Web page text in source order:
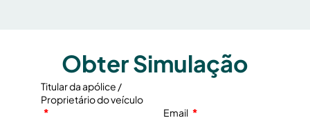
Obter Simulação
Titular da apólice /
Proprietário do veículo
Email